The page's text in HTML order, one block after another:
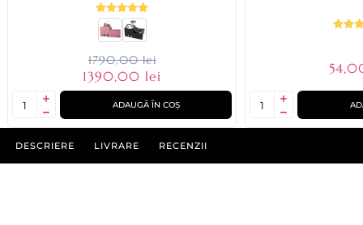
1790,00 lei
1390,00 lei
ADAUGĂ ÎN COȘ
DESCRIERE LIVRARE RECENZII